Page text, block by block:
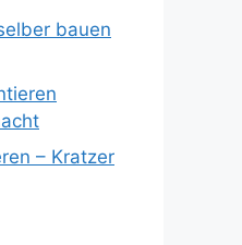
bauen
– Kratzer